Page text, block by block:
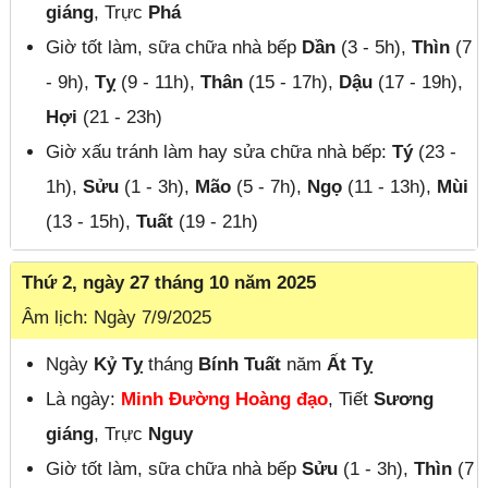
giáng, Trực Phá
Giờ tốt làm, sữa chữa nhà bếp Dần (3 - 5h),Thìn (7
- 9h),Tỵ(9 - 11h),Thân (15 - 17h), Dậu (17 - 19h),
Hợi (21 - 23h)
Giờ xấu tránh làm hay sửa chữa nhà bếp:Tý(23 -
1h),Sửu (1 - 3h), Mão (5 - 7h), Ngọ (11 - 13h), Mùi
(13 - 15h),Tuất (19 - 21h)
Thứ 2, ngày 27 tháng 10 năm 2025
Âm lịch: Ngày 7/9/2025
Ngày Kỷ Tỵtháng Bính Tuất nămẤt Tỵ
Là ngày: Minh Đường Hoàng đạo, TiếtSương
giáng, Trực Nguy
Giờ tốt làm, sữa chữa nhà bếpSửu (1 - 3h),Thìn (7